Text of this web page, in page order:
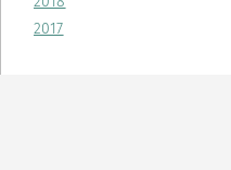
2017